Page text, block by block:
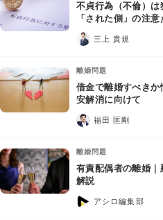
債務整理
離婚問題
交通事故
労働問題
AI Search Premium
不貞行為（不倫）
「された側」の注
三上 貴規
離婚問題
借金で離婚すべき
安解消に向けて
福田 匡剛
離婚問題
有責配偶者の離婚｜
解説
アシロ編集部